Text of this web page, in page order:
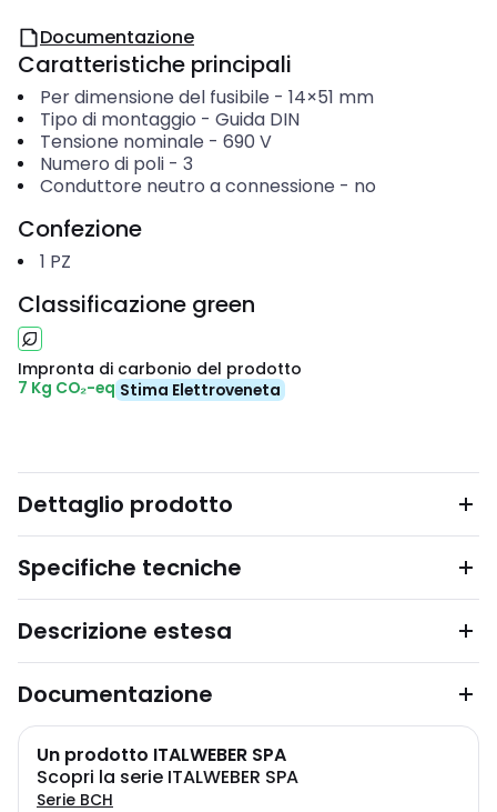
Documentazione
Caratteristiche principali
Per dimensione del fusibile - 14×51 mm
Tipo di montaggio - Guida DIN
Tensione nominale - 690 V
Numero di poli- 3
Conduttore neutro a connessione - no
Confezione
1 PZ
Classificazione green
Impronta di carbonio del prodotto
7 Kg CO₂-eq Stima Elettroveneta
Dettaglio prodotto
Specifiche tecniche
Descrizione estesa
Documentazione
Un prodotto ITALWEBER SPA
Scopri la serie ITALWEBER SPA
Serie BCH